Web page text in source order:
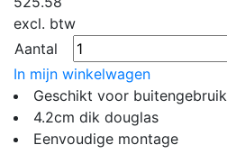
excl. btw
Aantal
In mijn winkelwagen
Geschikt voor buitengebruik
4.2cm dik douglas
Eenvoudige montage